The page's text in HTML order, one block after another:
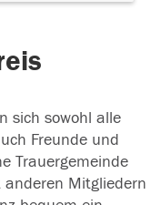
sich sowohl alle
Freunde und
Trauergemeinde
Mitgliedern